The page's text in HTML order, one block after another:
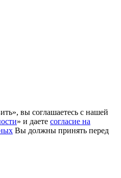
вы соглашаетесь с нашей
» и даете согласие на
Вы должны принять перед